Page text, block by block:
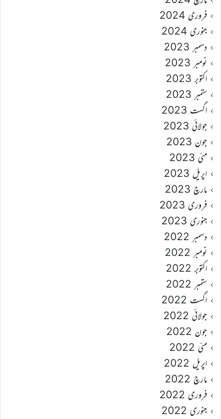
فروری 2024
جنوری 2024
دسمبر 2023
نومبر 2023
اکتوبر 2023
ستمبر 2023
اگست 2023
جولائی 2023
جون 2023
مئی 2023
اپریل 2023
مارچ 2023
فروری 2023
جنوری 2023
دسمبر 2022
نومبر 2022
اکتوبر 2022
ستمبر 2022
اگست 2022
جولائی 2022
جون 2022
مئی 2022
اپریل 2022
مارچ 2022
فروری 2022
جنوری 2022